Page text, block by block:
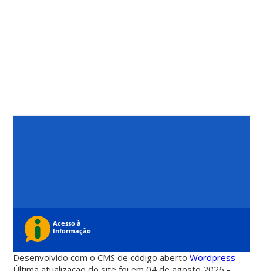
Desenvolvido com o CMS de código abertoWordpress